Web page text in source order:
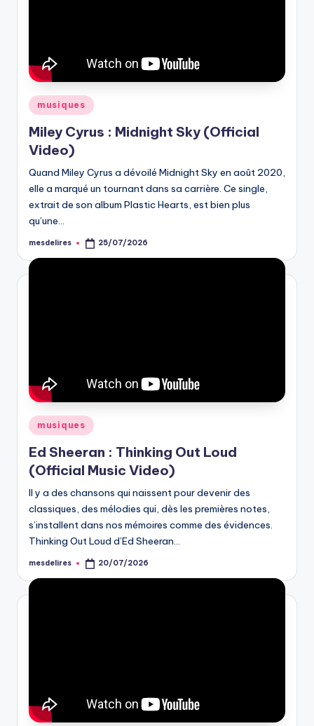
Posted
in
musiques
Miley Cyrus : Midnight Sky (Official
Video)
Quand Miley Cyrus a dévoilé Midnight Sky en août 2020,
elle a marqué un tournant dans sa carrière. Ce single,
extrait de son album Plastic Hearts, est bien plus
qu’une…
Posted
mesdelires 25/07/2026
Posted
in
musiques
Ed Sheeran : Thinking Out Loud
(Official Music Video)
Il y a des chansons qui naissent pour devenir des
classiques, des mélodies qui, dès les premières notes,
s’installent dans nos mémoires comme des évidences.
Thinking Out Loud d’Ed Sheeran…
Posted
mesdelires 20/07/2026